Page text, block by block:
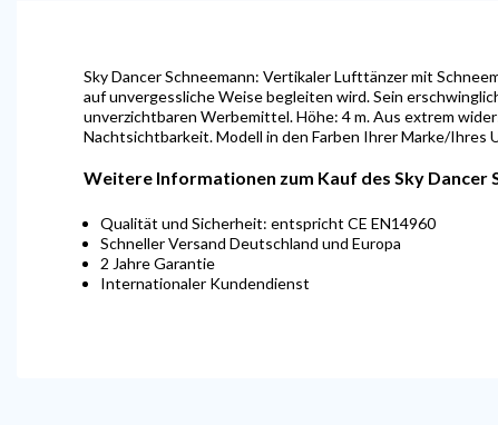
Sky Dancer Schneemann: Vertikaler Lufttänzer mit
auf unvergessliche Weise begleiten wird. Sein
unverzichtbaren Werbemittel. Höhe: 4 m. Aus extrem
Nachtsichtbarkeit. Modell in den Farben Ihrer Marke/Ihres
Weitere Informationen zum Kauf des Sky Dancer
Qualität und Sicherheit: entspricht CE EN14960
Schneller Versand Deutschland und Europa
2 Jahre Garantie
Internationaler Kundendienst